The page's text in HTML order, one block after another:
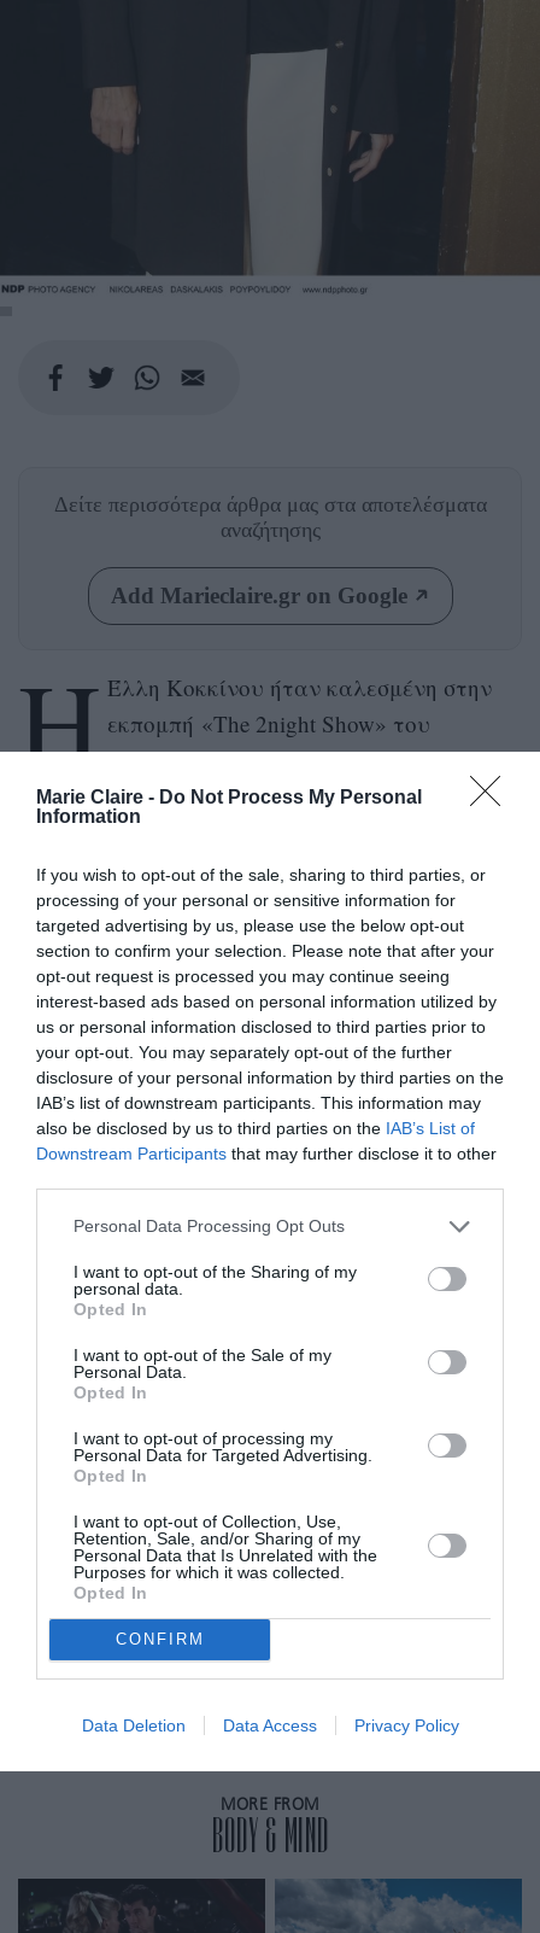
Marie Claire - Do Not Process My Personal
Information
If you wish to opt-out of the sale, sharing to third parties, or
processing of your personal or sensitive information for
targeted advertising by us, please use the below opt-out
section to confirm your selection. Please note that after your
opt-out request is processed you may continue seeing
interest-based ads based on personal information utilized by
us or personal information disclosed to third parties prior to
your opt-out. You may separately opt-out of the further
disclosure of your personal information by third parties on the
IAB’s list of downstream participants. This information may
also be disclosed by us to third parties on the IAB’s List of
Downstream Participants that may further disclose it to other
Personal Data Processing Opt Outs
I want to opt-out of the Sharing of my
personal data.
Opted In
I want to opt-out of the Sale of my
Personal Data.
Opted In
I want to opt-out of processing my
Personal Data for Targeted Advertising.
Opted In
I want to opt-out of Collection, Use,
Retention, Sale, and/or Sharing of my
Personal Data that Is Unrelated with the
Purposes for which it was collected.
Opted In
CONFIRM
Data Deletion Data Access Privacy Policy
Δείτε περισσότερα άρθρα μας στα αποτελέσματα
αναζήτησης
Add Marieclaire.gr on Google
H Έλλη Κοκκίνου ήταν καλεσμένη στην
εκπομπή «The 2night Show» του
Γρηγόρη Αρναούτογλου και οι
συνεργάτες του γνωστοί ως “Μύγες” την
ανέκριναν όπως έκαναν και στην προηγούμενη
εκπομπή με την Ελένη Φουρέιρα θέτοντάς της
μάλιστα την ίδια ερώτηση: εάν έχει κάνει
κάποια πλαστική επέμβαση και που.
Η τραγουδίστρια απάντησε με κάθε ειλικρίνεια
ότι έχει κάνει μόνο μια πλαστική επέμβαση στο
στήθος της το οποίο και έχει μικρύνει. Όλα τα
υπόλοιπα είναι φυσικά όπως ισχυρίστηκε, απλώς
κάποιες διαφορές που υπάρχουν με το παρελθόν
οφείλονται στα 22 παραπάνω κιλά που είχε.δια
μύτη, ίδια χείλη, ίδια μάτια…», ανέφερε
ADVERTISEMENT - CONTINUE READING BELOW
RELATED STORY
εαυτό σου να αγγίζει το στήθος του
φαινομενικά χωρίς λόγο;
MORE FROM
BODY & MIND